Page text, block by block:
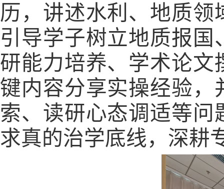
历，讲述水利、地质
引导学子树立地质报
研能力培养、学术论
键内容分享实操经验
索、读研心态调适等
求真的治学底线，深耕